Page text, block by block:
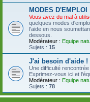
MODES D'EMPLOI
Vous avez du mal à
quelques modes
l'aide en nous
dessous.
Modérateur : Equipe
Sujets : 15
J'ai besoin d'aide !
Une difficulté
Exprimez-vous ici et
Modérateur : Equipe
Sujets : 78